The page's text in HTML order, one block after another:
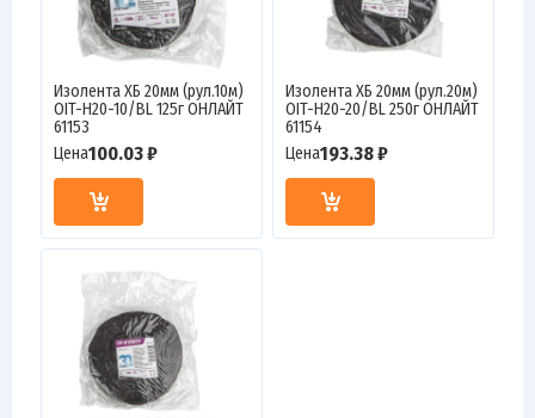
Изолента ХБ 20мм (рул.10м)
OIT-H20-10/BL 125г ОНЛАЙТ
61153
Цена100.03 ₽
Изолента ХБ 20мм (рул.20м)
OIT-H20-20/BL 250г ОНЛАЙТ
61154
Цена193.38 ₽